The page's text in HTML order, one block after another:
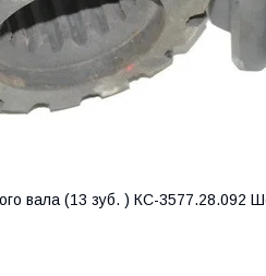
вала (13 зуб. ) КС-3577.28.092